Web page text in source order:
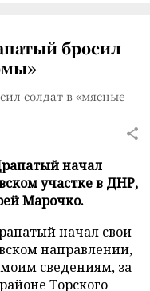
бросил
солдат в «мясные
начал
участке в ДНР,
Марочко.
начал свои
направлении,
сведениям, за
Торского